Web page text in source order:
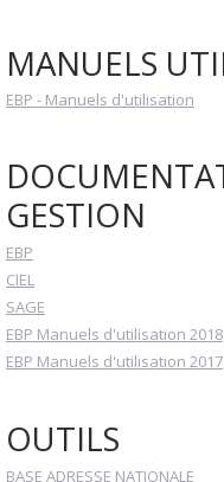
MANUELS
EBP - Manuels d'utilisation
GESTION
EBP
CIEL
SAGE
EBP Manuels d'utilisation 2018
EBP Manuels d'utilisation 2017
OUTILS
BASE ADRESSE NATIONALE